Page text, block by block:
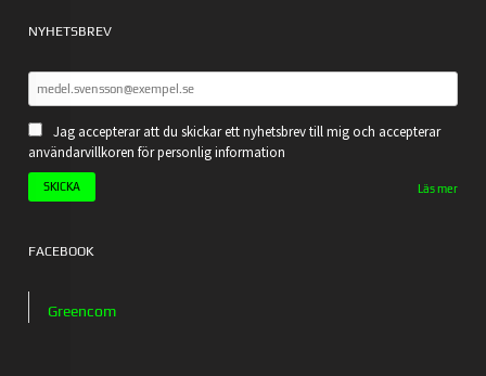
NYHETSBREV
Jag accepterar att du skickar ett nyhetsbrev till mig och accepterar
användarvillkoren för personlig information
Läs mer
FACEBOOK
Greencom